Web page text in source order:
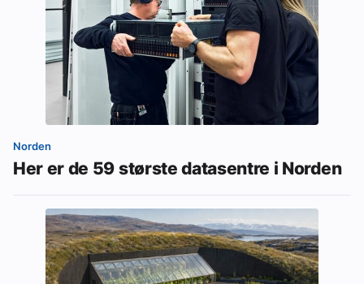
Norden
Her er de 59 største datasentre i Norden